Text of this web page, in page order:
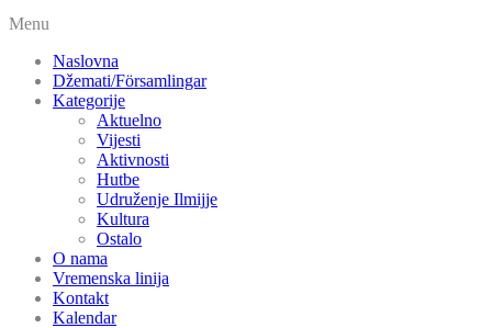
Menu
Naslovna
Džemati/Församlingar
Kategorije
Aktuelno
Vijesti
Aktivnosti
Hutbe
Udruženje Ilmijje
Kultura
Ostalo
O nama
Vremenska linija
Kontakt
Kalendar